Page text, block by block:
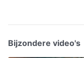
Bijzondere video's